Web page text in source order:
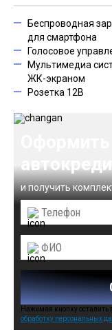
Беспроводная
для смартфона
Голосовое
Мультимедиа
ЖК-экраном
Розетка 12В
и получить
Нажимая кнопку оставить
обработку персональных